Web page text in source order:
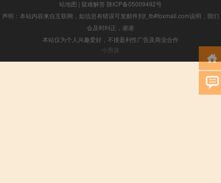
站地图 | 疑难解答 陕ICP备05009492号
声明：本站内容来自互联网，如信息有错误可发邮件到f_fb#foxmail.com说明，我们
会及时纠正，谢谢
本站仅为个人兴趣爱好，不接盈利性广告及商业合作
小男孩